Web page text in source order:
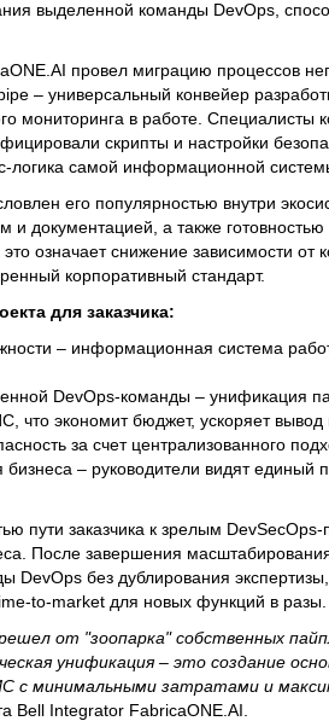
выделенной команды DevOps,
провел миграцию процессов
– универсальный конвейер
мониторинга в работе. Специалисты
скрипты и настройки
логика самой информационной
его популярностью внутри
и документацией, а также
означает снижение зависимости от
корпоративный стандарт.
для заказчика:
– информационная система
DevOps-команды – унификация
что экономит бюджет, ускоряет
за счет централизованного
– руководители видят единый
пути заказчика к зрелым
После завершения
DevOps без дублирования
to-market для новых функций в разы.
от "зоопарка" собственных
унификация – это создание
с минимальными затратами и
Bell Integrator FabricaONE.AI.